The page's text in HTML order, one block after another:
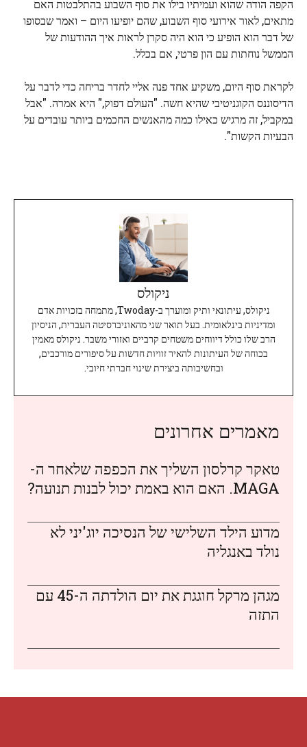
הקפה הודה שהוא ועמיתיו בילו את סוף השבוע בהתלבטות האם
מתאים, לאור אירועי סוף השבוע, שהם יופיעו היום – ואמר שבסופו
של דבר הוא הופיע כי הוא היה סקרן לראות איך ההודעות של
הממשל נוחתות עם הון פרטי, אם בכלל.
לקראת סוף היום, משקיע אחד פנה אליי לחדר בריחה כדי לדבר על
הדיסוננס הקוגניטיבי שהיא חשה. "העולם דפוק," היא אמרה. "אבל
במקביל, זה מרגיש כאילו כמה מהאנשים החכמים ביותר עובדים על
הבעיות הקשות".
ניקולס
ניקולס, עיתונאי ותיק ומוערך ב-Twoday, מתמחה בזכויות אדם
ומדיניות בינלאומית. בעל תואר שני מהאוניברסיטה העברית, הניסיון
הרב שלו כולל דיווחים משטחים קרביים ואזורי משבר. ניקולס מאמין
בכוחה של העיתונות להאיר זוויות חדשות על סיפורים מורכבים,
ובחשיבותה ביצירת שינוי חברתי חיובי.
מאמרים אחרונים
טאקר קרלסון השליך את הכפפה שלאחר ה-
MAGA. האם הוא באמת יכול לבנות תנועה?
מדוע הילד השלישי של הנסיכה יוג'יני לא
נולד באנגליה
מגהן מרקל חוגגת את יום הולדתה ה-45 עם
התזה